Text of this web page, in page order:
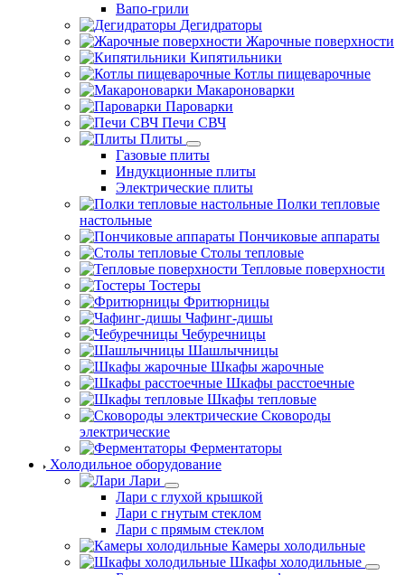
Вапо-грили
Дегидраторы
Жарочные поверхности
Кипятильники
Котлы пищеварочные
Макароноварки
Пароварки
Печи СВЧ
Плиты
Газовые плиты
Индукционные плиты
Электрические плиты
Полки тепловые
настольные
Пончиковые аппараты
Столы тепловые
Тепловые поверхности
Тостеры
Фритюрницы
Чафинг-дишы
Чебуречницы
Шашлычницы
Шкафы жарочные
Шкафы расстоечные
Шкафы тепловые
Сковороды
электрические
Ферментаторы
Холодильное оборудование
Лари
Лари с глухой крышкой
Лари с гнутым стеклом
Лари с прямым стеклом
Камеры холодильные
Шкафы холодильные